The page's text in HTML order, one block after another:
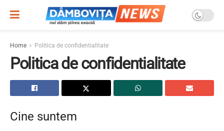
Home Politica de confidentialitate
Politica de confidentialitate
Cine suntem